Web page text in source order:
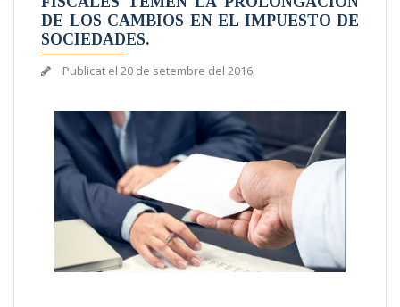
DE LOS CAMBIOS EN EL IMPUESTO DE
SOCIEDADES.
Publicat el 20 de setembre del 2016